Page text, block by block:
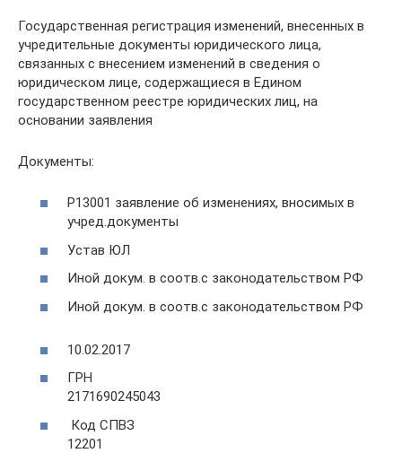
Государственная регистрация изменений, внесенных в
учредительные документы юридического лица,
связанных с внесением изменений в сведения о
юридическом лице, содержащиеся в Едином
государственном реестре юридических лиц, на
основании заявления
Документы:
Р13001 заявление об изменениях, вносимых в
учред.документы
Устав ЮЛ
Иной докум. в соотв.с законодательством РФ
Иной докум. в соотв.с законодательством РФ
10.02.2017
ГРН
2171690245043
Код СПВЗ
12201